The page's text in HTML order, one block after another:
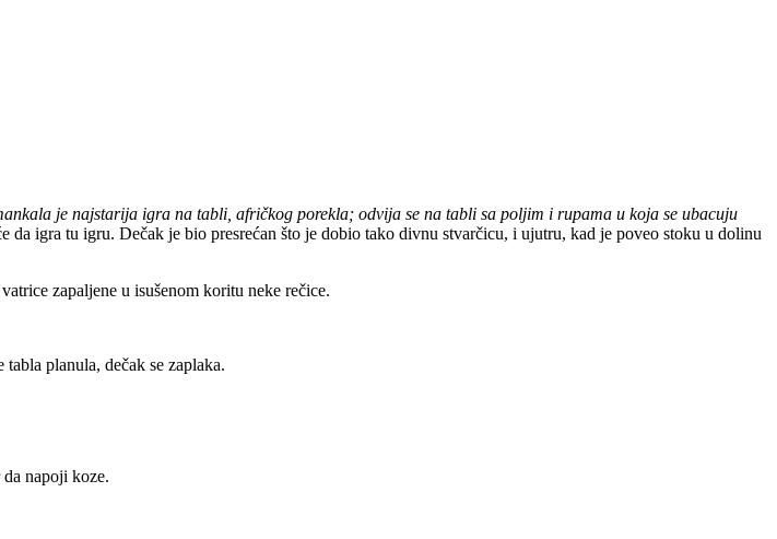
je najstarija igra na tabli, afričkog porekla; odvija se na tabli sa poljim i rupama u koja se ubacuju
da igra tu igru. Dečak je bio presrećan što je dobio tako divnu stvarčicu, i ujutru, kad je poveo stoku u dolinu
zapaljene u isušenom koritu neke rečice.
planula, dečak se zaplaka.
napoji koze.